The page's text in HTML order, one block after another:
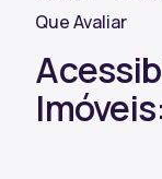
Que Avaliar